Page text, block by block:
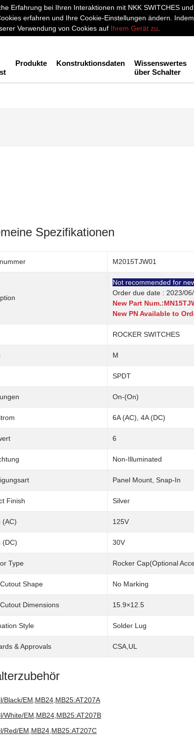
Erfahrung bei Ihren Interaktionen mit NKK SWITCHES
erfahren und Ihre Cookie-Einstellungen ändern.
Verwendung von Cookies auf Ihrem Gerät zu
Produkte Konstruktionsdaten
Wissenswertes
über Schalter
Spezifikationen
M2015TJW01
Not recommended for
Order due date : 2023/
New Part
New PN Available to
ROCKER SWITCHES
M
SPDT
On-(On)
6A (AC), 4A (DC)
6
Non-Illuminated
Panel Mount, Snap-In
Finish Silver
(AC) 125V
(DC) 30V
Type Rocker Cap(Optional
Shape No Marking
Dimensions 15.9×12.5
Style Solder Lug
& Approvals CSA,UL
Black/EM,MB24,MB25:AT207A
White/EM,MB24,MB25:AT207B
Red/EM,MB24,MB25:AT207C